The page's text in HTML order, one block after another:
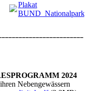
Plakat
2024
Nebengewässern